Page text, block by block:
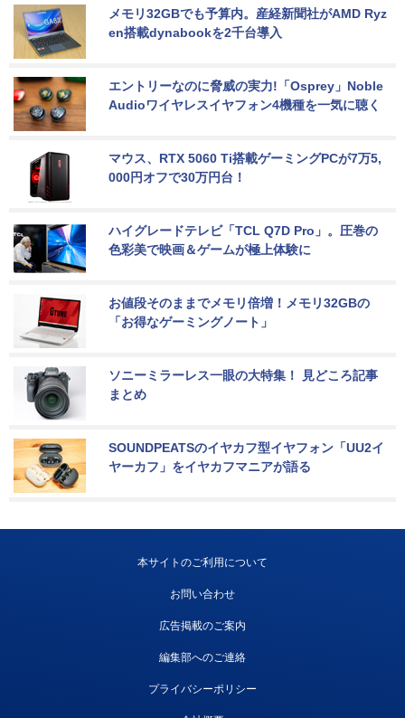
メモリ32GBでも予算内。産経新聞社がAMD Ryz
en搭載dynabookを2千台導入
エントリーなのに脅威の実力!「Osprey」Noble
Audioワイヤレスイヤフォン4機種を一気に聴く
マウス、RTX 5060 Ti搭載ゲーミングPCが7万5,
000円オフで30万円台！
ハイグレードテレビ「TCL Q7D Pro」。圧巻の
色彩美で映画＆ゲームが極上体験に
お値段そのままでメモリ倍増！メモリ32GBの
「お得なゲーミングノート」
ソニーミラーレス一眼の大特集！ 見どころ記事
まとめ
SOUNDPEATSのイヤカフ型イヤフォン「UU2イ
ヤーカフ」をイヤカフマニアが語る
本サイトのご利用について
お問い合わせ
広告掲載のご案内
編集部へのご連絡
プライバシーポリシー